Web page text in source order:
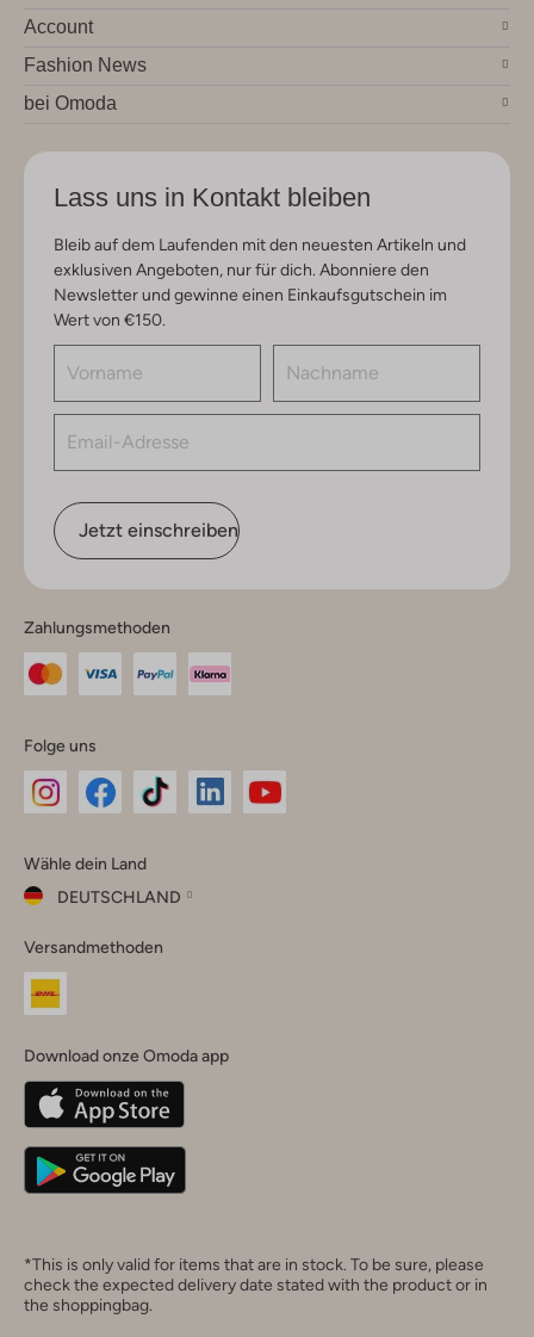
Account
Fashion News
bei Omoda
Lass uns in Kontakt bleiben
Bleib auf dem Laufenden mit den neuesten Artikeln und
exklusiven Angeboten, nur für dich. Abonniere den
Newsletter und gewinne einen Einkaufsgutschein im
Wert von €150.
Jetzt einschreiben
Zahlungsmethoden
Folge uns
Instagram
Facebook
TikTok
Wähle dein Land
DEUTSCHLAND
dein
Land
Belgique(Français)
Deutschland
Versandmethoden
Download onze Omoda app
*This is only valid for items that are in stock. To be sure, please
check the expected delivery date stated with the product or in
the shoppingbag.